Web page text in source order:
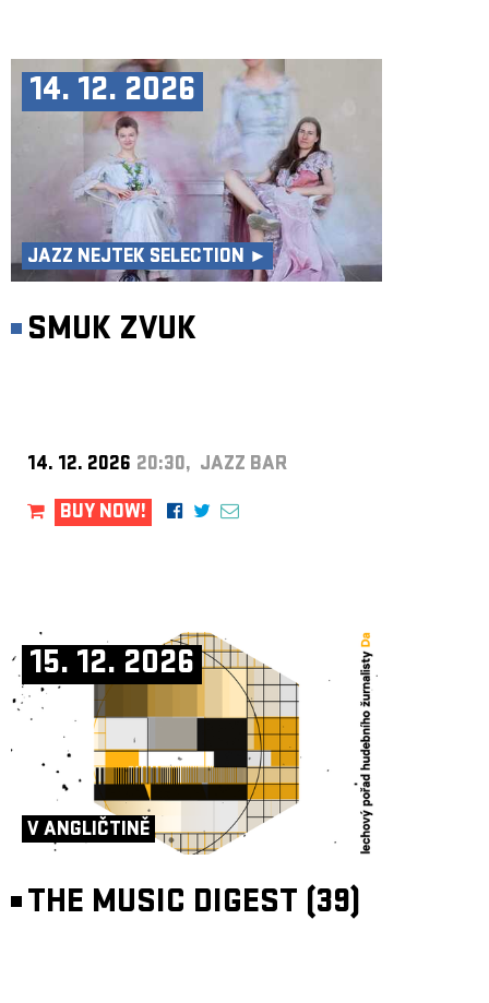
14. 12. 2026
JAZZ NEJTEK SELECTION ►
SMUK ZVUK
14. 12. 2026 20:30, JAZZ BAR
BUY NOW!
15. 12. 2026
V ANGLIČTINĚ
THE MUSIC DIGEST (39)